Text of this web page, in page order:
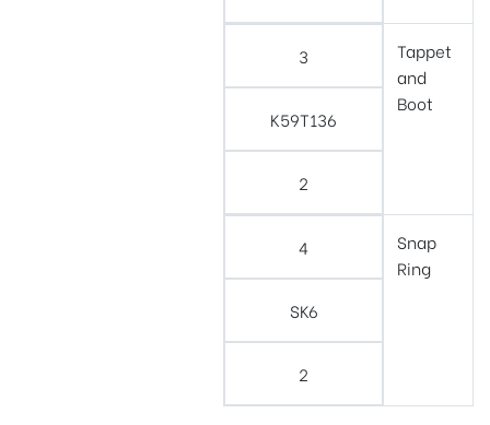
3
K59T136
2
Tappet
and
Boot
4
SK6
2
Snap
Ring